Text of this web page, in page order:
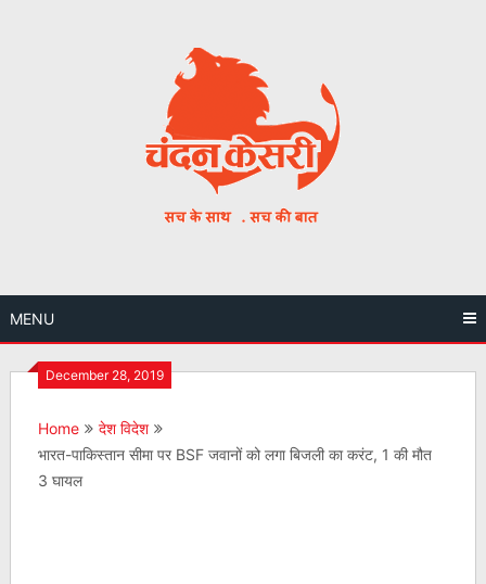
MENU
December 28, 2019
Home
देश विदेश
भारत-पाकिस्तान सीमा पर BSF जवानों को लगा बिजली का करंट, 1 की मौत
3 घायल